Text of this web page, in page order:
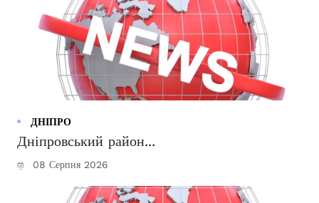
ДНІПРО
Дніпровський район...
08 Серпня 2026